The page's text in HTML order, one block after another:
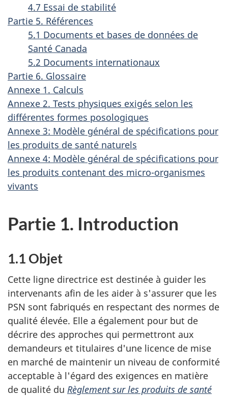
4.7 Essai de stabilité
Partie 5. Références
5.1 Documents et bases de données de
Santé Canada
5.2 Documents internationaux
Partie 6. Glossaire
Annexe 1. Calculs
Annexe 2. Tests physiques exigés selon les
différentes formes posologiques
Annexe 3: Modèle général de spécifications pour
les produits de santé naturels
Annexe 4: Modèle général de spécifications pour
les produits contenant des micro-organismes
vivants
Partie 1. Introduction
1.1 Objet
Cette ligne directrice est destinée à guider les
intervenants afin de les aider à s'assurer que les
PSN sont fabriqués en respectant des normes de
qualité élevée. Elle a également pour but de
décrire des approches qui permettront aux
demandeurs et titulaires d'une licence de mise
en marché de maintenir un niveau de conformité
acceptable à l'égard des exigences en matière
de qualité du Règlement sur les produits de santé